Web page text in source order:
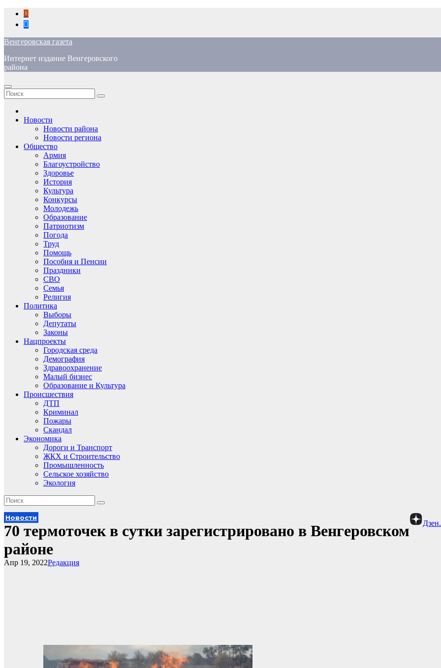
Перейти
содержимому
Венгеровская газета
Интернет издание Венгеровского
района
Новости
Новости района
Новости региона
Общество
Армия
Благоустройство
Здоровье
История
Культура
Конкурсы
Молодежь
Образование
Патриотизм
Погода
Труд
Помощь
Пособия и Пенсии
Праздники
СВО
Семья
Религия
Политика
Выборы
Депутаты
Законы
Нацпроекты
Городская среда
Демография
Здравоохранение
Малый бизнес
Образование и Культура
Происшествия
ДТП
Криминал
Пожары
Скандал
Экономика
Дороги и Транспорт
ЖКХ и Строительство
Промышленность
Сельское хозяйство
Экология
Новости
70 термоточек в сутки зарегистрировано в Венгеровском
районе
Редакция
Апр 19, 2022